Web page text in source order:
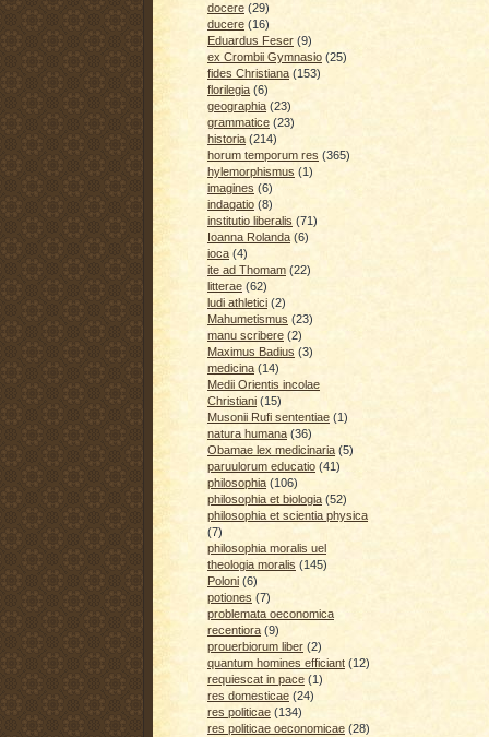
docere (29)
ducere (16)
Eduardus Feser (9)
ex Crombii Gymnasio (25)
fides Christiana (153)
florilegia (6)
geographia (23)
grammatice (23)
historia (214)
horum temporum res (365)
hylemorphismus (1)
imagines (6)
indagatio (8)
institutio liberalis (71)
Ioanna Rolanda (6)
ioca (4)
ite ad Thomam (22)
litterae (62)
ludi athletici (2)
Mahumetismus (23)
manu scribere (2)
Maximus Badius (3)
medicina (14)
Medii Orientis incolae
Christiani (15)
Musonii Rufi sententiae (1)
natura humana (36)
Obamae lex medicinaria (5)
paruulorum educatio (41)
philosophia (106)
philosophia et biologia (52)
philosophia et scientia physica
(7)
philosophia moralis uel
theologia moralis (145)
Poloni (6)
potiones (7)
problemata oeconomica
recentiora (9)
prouerbiorum liber (2)
quantum homines efficiant (12)
requiescat in pace (1)
res domesticae (24)
res politicae (134)
res politicae oeconomicae (28)